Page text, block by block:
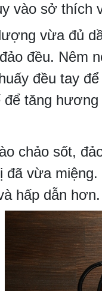
vào sở thích
vừa đủ
đều. Nêm
đều tay
để tăng
chảo sốt,
vừa
hấp dẫn hơn.